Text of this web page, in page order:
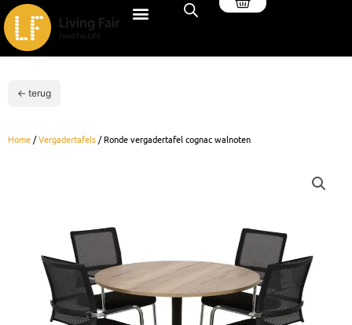
Ga
naar
de
inhoud
← terug
Home /Vergadertafels / Ronde vergadertafel cognac walnoten